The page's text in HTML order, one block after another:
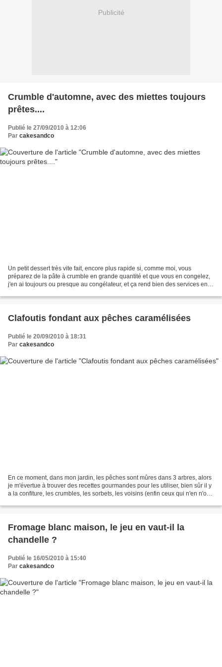
Publicité
Crumble d'automne, avec des miettes toujours
prêtes....
Publié le 27/09/2010 à 12:06
Par cakesandco
Un petit dessert très vite fait, encore plus rapide si, comme moi, vous
préparez de la pâte à crumble en grande quantité et que vous en congelez,
j'en ai toujours ou presque au congélateur, et ça rend bien des services en
Clafoutis fondant aux pêches caramélisées
Publié le 20/09/2010 à 18:31
Par cakesandco
En ce moment, dans mon jardin, les pêches sont mûres dans 3 arbres, alors
je m'évertue à trouver des recettes gourmandes pour les utiliser, bien sûr il y
a la confiture, les crumbles, les sorbets, les voisins (enfin ceux qui n'en n'ont
Fromage blanc maison, le jeu en vaut-il la
chandelle ?
Publié le 16/05/2010 à 15:40
Par cakesandco